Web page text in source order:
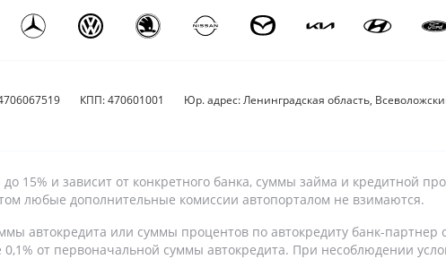
КПП: 470601001
Юр. адрес: Ленинградская область,
до 15% и зависит от конкретного банка, суммы займа и
любые дополнительные комиссии автопорталом не взимаются.
автокредита или суммы процентов по автокредиту банк-партнер
от первоначальной суммы автокредита. При несоблюдении